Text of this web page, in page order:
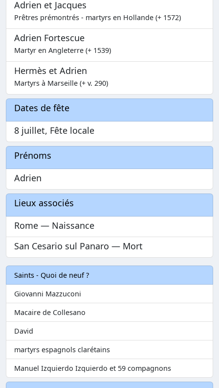
Adrien et Jacques
Prêtres prémontrés - martyrs en Hollande (+ 1572)
Adrien Fortescue
Martyr en Angleterre (+ 1539)
Hermès et Adrien
Martyrs à Marseille (+ v. 290)
Dates de fête
8 juillet, Fête locale
Prénoms
Adrien
Lieux associés
Rome — Naissance
San Cesario sul Panaro — Mort
Saints - Quoi de neuf ?
Giovanni Mazzuconi
Macaire de Collesano
David
martyrs espagnols clarétains
Manuel Izquierdo Izquierdo et 59 compagnons